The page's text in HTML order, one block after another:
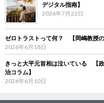
デジタル指南】
2026年7月22日
ゼロトラストって何？ 【岡嶋教授の
2026年6月18日
きっと大平元首相は泣いている 【
治コラム】
2026年6月10日